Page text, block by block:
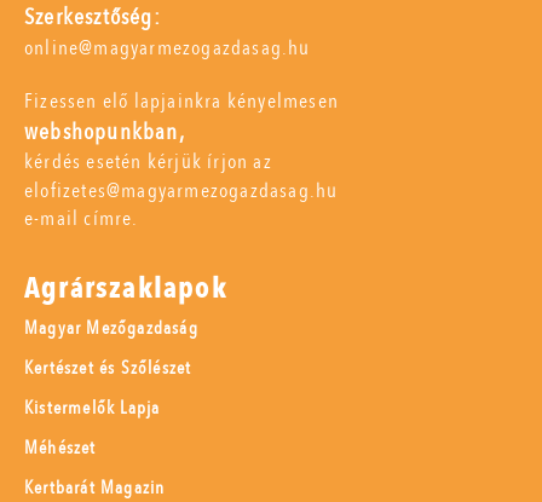
Szerkesztőség:
online@magyarmezogazdasag.hu
Fizessen elő lapjainkra kényelmesen
webshopunkban,
kérdés esetén kérjük írjon az
elofizetes@magyarmezogazdasag.hu
e-mail címre.
Agrárszaklapok
Magyar Mezőgazdaság
Kertészet és Szőlészet
Kistermelők Lapja
Méhészet
Kertbarát Magazin